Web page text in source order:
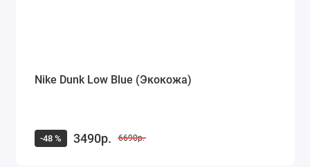
Nike Dunk Low Blue (Экокожа)
-48 % 3490р. 6690р.